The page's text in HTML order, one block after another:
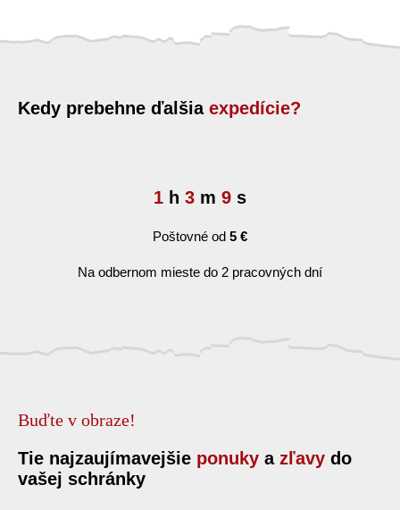
Kedy prebehne ďalšia expedície?
1 h 3 m 8 s
Poštovné od 5 €
Na odbernom mieste do 2 pracovných dní
Buďte v obraze!
Tie najzaujímavejšie ponuky a zľavy do
vašej schránky